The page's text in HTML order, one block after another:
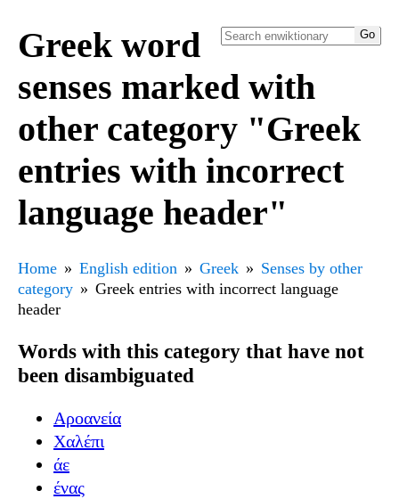
Greek word
senses marked with
other category "Greek
entries with incorrect
language header"
Home English edition Greek
Senses by other
category
Greek entries with incorrect language
header
Words with this category that have not
been disambiguated
Αροανεία
Χαλέπι
άε
ένας